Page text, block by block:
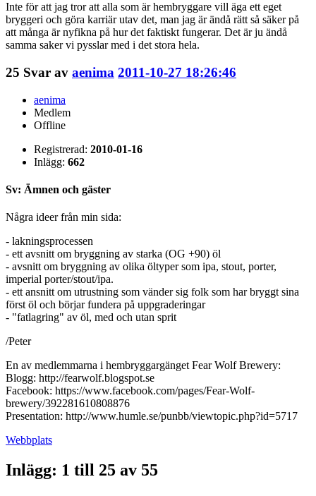
Inte för att jag tror att alla som är hembryggare vill äga ett eget
bryggeri och göra karriär utav det, man jag är ändå rätt så säker på
att många är nyfikna på hur det faktiskt fungerar. Det är ju ändå
samma saker vi pysslar med i det stora hela.
25 Svar av aenima 2011-10-27 18:26:46
aenima
Medlem
Offline
Registrerad: 2010-01-16
Inlägg: 662
Sv: Ämnen och gäster
Några ideer från min sida:
- lakningsprocessen
- ett avsnitt om bryggning av starka (OG +90) öl
- avsnitt om bryggning av olika öltyper som ipa, stout, porter,
imperial porter/stout/ipa.
- ett ansnitt om utrustning som vänder sig folk som har bryggt sina
först öl och börjar fundera på uppgraderingar
- "fatlagring" av öl, med och utan sprit
/Peter
En av medlemmarna i hembryggargänget Fear Wolf Brewery:
Blogg: http://fearwolf.blogspot.se
Facebook: https://www.facebook.com/pages/Fear-Wolf-
brewery/392281610808876
Presentation: http://www.humle.se/punbb/viewtopic.php?id=5717
Webbplats
Inlägg: 1 till 25 av 55